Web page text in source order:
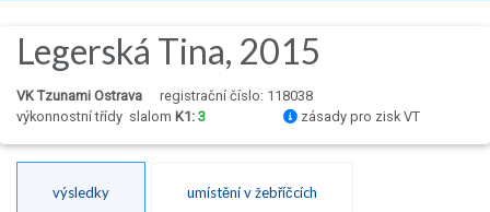
Legerská Tina, 2015
VK Tzunami Ostrava
registrační číslo: 118038
výkonnostní třídy slalom K1: 3 zásady pro zisk VT
výsledky umístění v žebříčcích